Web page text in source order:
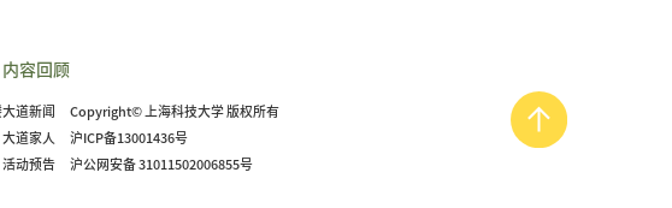
内容回顾
大道新闻
大道家人
活动预告
Copyright© 上海科技大学 版权所有
沪ICP备13001436号
沪公网安备 31011502006855号